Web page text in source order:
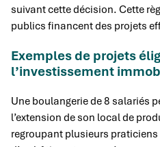
suivant cette décision. Cette
publics financent des projets
Exemples de projets
l’investissement
Une boulangerie de 8 salariés
l’extension de son local de
regroupant plusieurs